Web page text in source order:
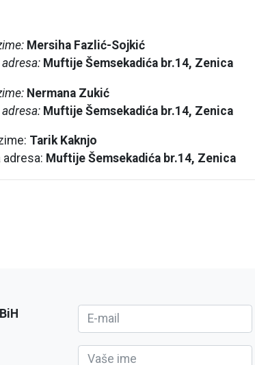
Mersiha Fazlić-Sojkić
Muftije Šemsekadića br.14, Zenica
Nermana Zukić
Muftije Šemsekadića br.14, Zenica
Tarik Kaknjo
adresa: Muftije Šemsekadića br.14, Zenica